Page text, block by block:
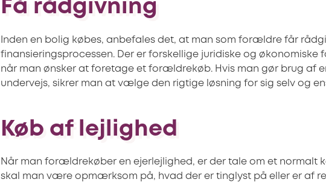
Få rådgivning
Inden en bolig købes, anbefales det, at man som forældre får
finansieringsprocessen. Der er forskellige juridiske og økonomiske
når man ønsker at foretage et forældrekøb. Hvis man gør brug af
undervejs, sikrer man at vælge den rigtige løsning for sig selv og
Køb af lejlighed
Når man forældrekøber en ejerlejlighed, er der tale om et normalt
skal man være opmærksom på, hvad der er tinglyst på eller er af